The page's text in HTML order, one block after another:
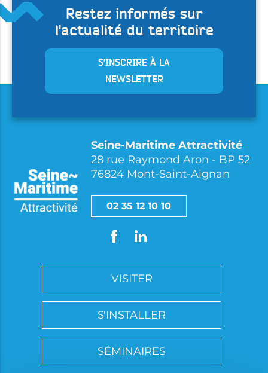
Restez informés sur
l'actualité du territoire
S'INSCRIRE À LA
NEWSLETTER
Seine-Maritime Attractivité
28 rue Raymond Aron - BP 52
76824 Mont-Saint-Aignan
02 35 12 10 10
VISITER
S'INSTALLER
SÉMINAIRES